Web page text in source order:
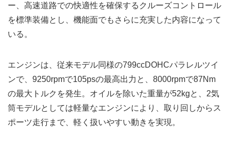
ー、高速道路での快適性を確保するクルーズコントロール
を標準装備とし、機能面でもさらに充実した内容になって
いる。
エンジンは、従来モデル同様の799ccDOHCパラレルツイ
ンで、9250rpmで105psの最高出力と、8000rpmで87Nm
の最大トルクを発生。オイルを除いた重量が52kgと、2気
筒モデルとしては軽量なエンジンにより、取り回しからス
ポーツ走行まで、軽く扱いやすい動きを実現。